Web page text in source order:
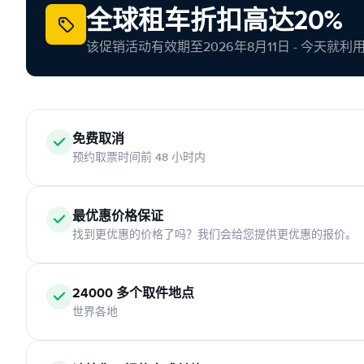
全球租车折扣高达20%
该促销活动有效期至2026年8月11日 - 今天就利用
免费取消
预约取票时间前 48 小时内
最优惠价格保证
找到更优惠的价格了吗？我们会给您提供更优惠的报价。
24000 多个取件地点
世界各地